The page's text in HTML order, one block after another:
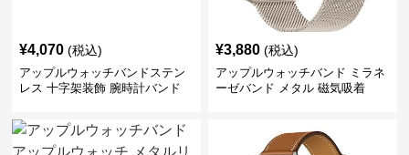
¥4,070 (税込)
アップルウォッチバンドステン
レス 十字架装飾 腕時計バンド
¥3,880 (税込)
アップルウォッチバンド ミラネ
ーゼバンド メタル 磁気吸着